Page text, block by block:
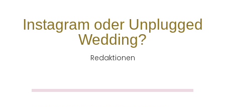
Instagram oder Unplugged
Wedding?
Redaktionen